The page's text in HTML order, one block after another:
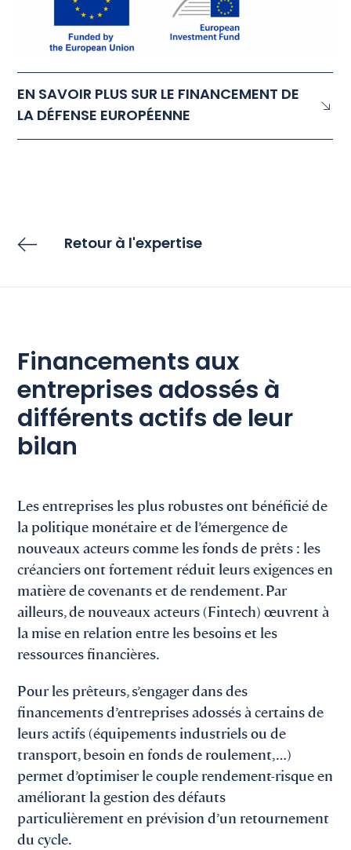
EN SAVOIR PLUS SUR LE FINANCEMENT DE
LA DÉFENSE EUROPÉENNE
Retour à l'expertise
Financements aux
entreprises adossés à
différents actifs de leur
bilan
Les entreprises les plus robustes ont bénéficié de
la politique monétaire et de l’émergence de
nouveaux acteurs comme les fonds de prêts : les
créanciers ont fortement réduit leurs exigences en
matière de covenants et de rendement. Par
ailleurs, de nouveaux acteurs (Fintech) œuvrent à
la mise en relation entre les besoins et les
ressources financières.
Pour les prêteurs, s’engager dans des
financements d’entreprises adossés à certains de
leurs actifs (équipements industriels ou de
transport, besoin en fonds de roulement, …)
permet d’optimiser le couple rendement-risque en
améliorant la gestion des défauts
particulièrement en prévision d’un retournement
du cycle.